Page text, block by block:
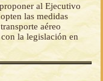
al Ejecutivo
las medidas
aéreo
la legislación en